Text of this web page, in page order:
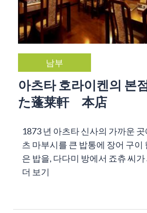
남부
아츠타 호라이켄의 본
た蓬莱軒 本店
1873 년 아츠타 신사의 가까운
츠 마부시를 큰 밥통에 장어 구이
은 밥을, 다다미 방에서 죠츄 씨
더 보기